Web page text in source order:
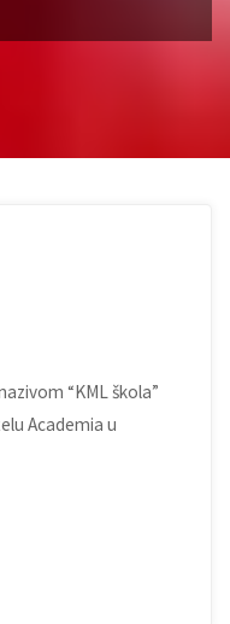
“KML škola”
Academia u